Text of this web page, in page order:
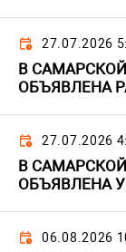
27.07.2026
В
ОБЪЯВЛЕНА
27.07.2026
В
ОБЪЯВЛЕНА
06.08.2026